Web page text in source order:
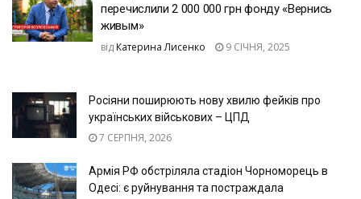
перечислили 2 000 000 грн фонду «Вернись
живым»
від Катерина Лисенко 9 СІЧНЯ, 2025
Росіяни поширюють нову хвилю фейків про
українських військових – ЦПД
7 СЕРПНЯ, 2026
Армія РФ обстріляла стадіон Чорноморець в
Одесі: є руйнування та постраждала